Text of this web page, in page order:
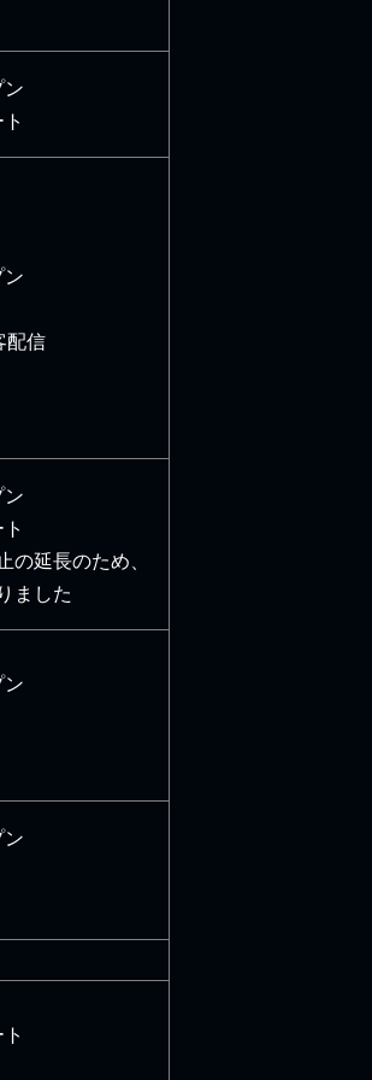
ン
ン
配信
ン
延長のため、
ました
ン
ン